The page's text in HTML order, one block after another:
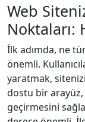
Web
Noktaları:
İlk adımda, ne
önemli.
yaratmak,
dostu bir
geçirmesini